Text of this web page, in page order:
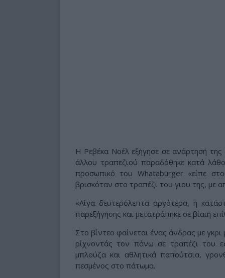
Η Ρεβέκα Νοέλ εξήγησε σε ανάρτησή
άλλου τραπεζιού παραδόθηκε κατά
προσωπικό του Whataburger «είπε
βρισκόταν στο τραπέζι του γιου της, με
«Λίγα δευτερόλεπτα αργότερα, η
παρεξήγησης και μετατράπηκε σε βίαιη
Στο βίντεο φαίνεται ένας άνδρας με
ρίχνοντάς τον πάνω σε τραπέζι του
μπλούζα και αθλητικά παπούτσια,
πεσμένος στο πάτωμα.